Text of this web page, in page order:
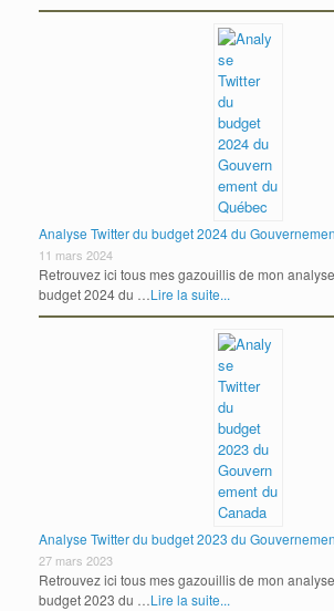
Analyse Twitter du budget 2024 du
11 mars 2024
Retrouvez ici tous mes gazouillis de mon
budget 2024 du …Lire la suite...
Analyse Twitter du budget 2023 du
27 mars 2023
Retrouvez ici tous mes gazouillis de mon
budget 2023 du …Lire la suite...